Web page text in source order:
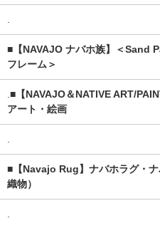
.
■【NAVAJO ナバホ族】＜Sand
フレーム＞
.■【NAVAJO＆NATIVE ART/
アート・絵画
.
■【Navajo Rug】ナバホラグ・
織物）
.